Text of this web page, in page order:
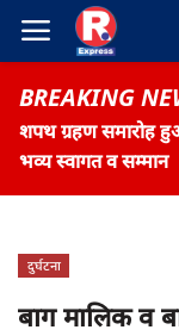
BREAKING
शपथ ग्रहण समारोह
भव्य स्वागत व सम्मान
Home
Contact
दुर्घटना
बाग मालिक व